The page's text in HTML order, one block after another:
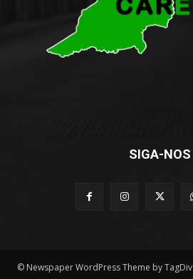
SIGA-NOS
© Newspaper WordPress Theme by TagDiv